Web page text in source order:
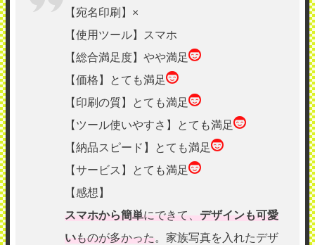
【宛名印刷】×
【使用ツール】スマホ
【総合満足度】やや満足
【価格】とても満足
【印刷の質】とても満足
【ツール使いやすさ】とても満足
【納品スピード】とても満足
【サービス】とても満足
【感想】
スマホから簡単にできて、 デザインも可愛
いものが多かった 。家族写真を入れたデザ